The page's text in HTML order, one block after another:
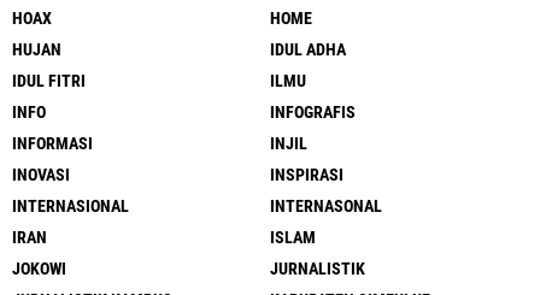
HOAX
HOME
HUJAN
IDUL ADHA
IDUL FITRI
ILMU
INFO
INFOGRAFIS
INFORMASI
INJIL
INOVASI
INSPIRASI
INTERNASIONAL
INTERNASONAL
IRAN
ISLAM
JOKOWI
JURNALISTIK